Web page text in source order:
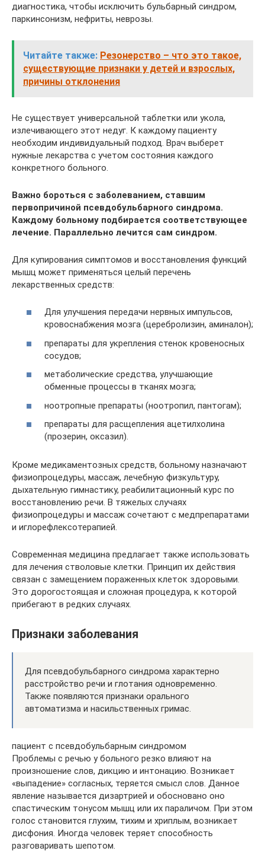
диагностика, чтобы исключить бульбарный синдром,
паркинсонизм, нефриты, неврозы.
Читайте также: Резонерство – что это такое,
существующие признаки у детей и взрослых,
причины отклонения
Не существует универсальной таблетки или укола,
излечивающего этот недуг. К каждому пациенту
необходим индивидуальный подход. Врач выберет
нужные лекарства с учетом состояния каждого
конкретного больного.
Важно бороться с заболеванием, ставшим
первопричиной псевдобульбарного синдрома.
Каждому больному подбирается соответствующее
лечение. Параллельно лечится сам синдром.
Для купирования симптомов и восстановления функций
мышц может применяться целый перечень
лекарственных средств:
Для улучшения передачи нервных импульсов,
кровоснабжения мозга (церебролизин, аминалон);
препараты для укрепления стенок кровеносных
сосудов;
метаболические средства, улучшающие
обменные процессы в тканях мозга;
ноотропные препараты (ноотропил, пантогам);
препараты для расщепления ацетилхолина
(прозерин, оксазил).
Кроме медикаментозных средств, больному назначают
физиопроцедуры, массаж, лечебную физкультуру,
дыхательную гимнастику, реабилитационный курс по
восстановлению речи. В тяжелых случаях
физиопроцедуры и массаж сочетают с медпрепаратами
и иглорефлексотерапией.
Современная медицина предлагает также использовать
для лечения стволовые клетки. Принцип их действия
связан с замещением пораженных клеток здоровыми.
Это дорогостоящая и сложная процедура, к которой
прибегают в редких случаях.
Признаки заболевания
Для псевдобульбарного синдрома характерно
расстройство речи и глотания одновременно.
Также появляются признаки орального
автоматизма и насильственных гримас.
пациент с псевдобульбарным синдромом
Проблемы с речью у больного резко влияют на
произношение слов, дикцию и интонацию. Возникает
«выпадение» согласных, теряется смысл слов. Данное
явление называется дизартрией и обосновано оно
спастическим тонусом мышц или их параличом. При этом
голос становится глухим, тихим и хриплым, возникает
дисфония. Иногда человек теряет способность
разговаривать шепотом.